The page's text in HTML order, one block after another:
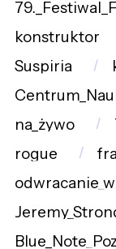
konstruktor
Suspiria
na_żywo
rogue